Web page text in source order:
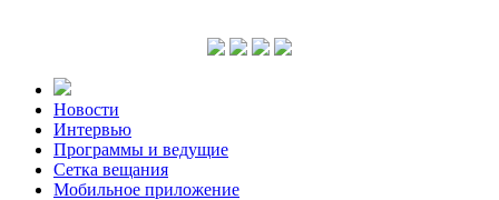
Новости
Интервью
Программы и ведущие
Сетка вещания
Мобильное приложение